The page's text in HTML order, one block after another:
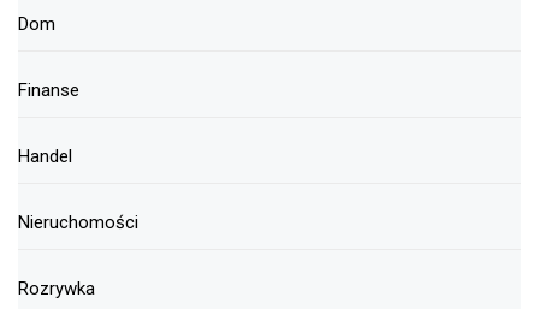
Dom
Finanse
Handel
Nieruchomości
Rozrywka